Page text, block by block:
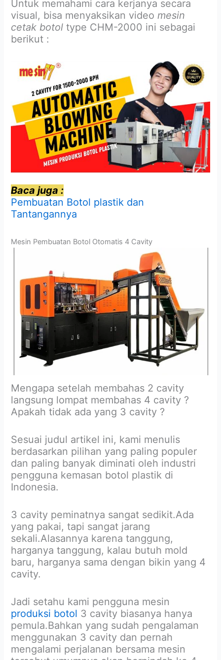
Untuk memahami cara kerjanya secara
visual, bisa menyaksikan video mesin
cetak botol type CHM-2000 ini sebagai
berikut :
Baca juga :
Pembuatan Botol plastik dan
Tantangannya
Mesin Pembuatan Botol Otomatis 4 Cavity
Mengapa setelah membahas 2 cavity
langsung lompat membahas 4 cavity ?
Apakah tidak ada yang 3 cavity ?
Sesuai judul artikel ini, kami menulis
berdasarkan pilihan yang paling populer
dan paling banyak diminati oleh industri
pengguna kemasan botol plastik di
Indonesia.
3 cavity peminatnya sangat sedikit.Ada
yang pakai, tapi sangat jarang
sekali.Alasannya karena tanggung,
harganya tanggung, kalau butuh mold
baru, harganya sama dengan bikin yang 4
cavity.
Jadi setahu kami pengguna mesin
produksi botol 3 cavity biasanya hanya
pemula.Bahkan yang sudah pengalaman
menggunakan 3 cavity dan pernah
mengalami perjalanan bersama mesin